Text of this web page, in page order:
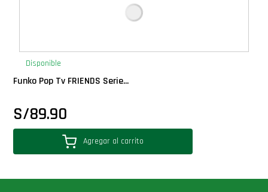
Exclusivos
Gift Cards
Llaveros Pop
Moments
Disponible
Funko Pop Tv FRIENDS Serie...
S/89.90
Agregar al carrito